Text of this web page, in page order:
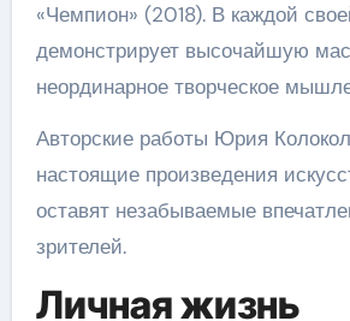
«Чемпион» (2018). В каждой
демонстрирует высочайшую
неординарное творческое
Авторские работы Юрия
настоящие произведения
оставят незабываемые
зрителей.
Личная жизнь